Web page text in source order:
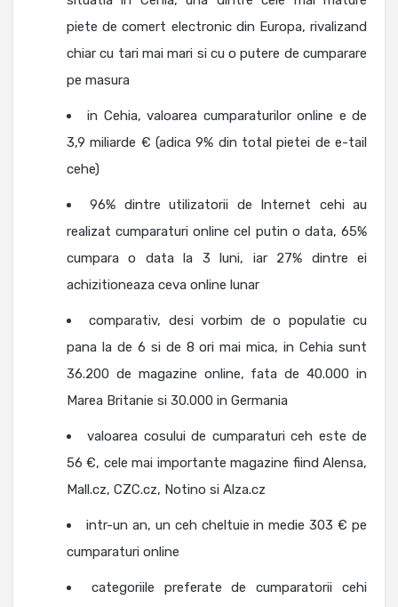
piete de comert electronic din Europa, rivalizand
chiar cu tari mai mari si cu o putere de cumparare
pe masura
in Cehia, valoarea cumparaturilor online e de
3,9 miliarde € (adica 9% din total pietei de e-tail
cehe)
96% dintre utilizatorii de Internet cehi au
realizat cumparaturi online cel putin o data, 65%
cumpara o data la 3 luni, iar 27% dintre ei
achizitioneaza ceva online lunar
comparativ, desi vorbim de o populatie cu
pana la de 6 si de 8 ori mai mica, in Cehia sunt
36.200 de magazine online, fata de 40.000 in
Marea Britanie si 30.000 in Germania
valoarea cosului de cumparaturi ceh este de
56 €, cele mai importante magazine fiind Alensa,
Mall.cz, CZC.cz, Notino si Alza.cz
intr-un an, un ceh cheltuie in medie 303 € pe
cumparaturi online
categoriile preferate de cumparatorii cehi